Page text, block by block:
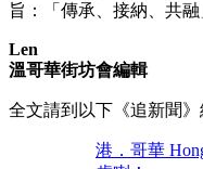
旨：「傳承、接納、共融
Len
溫哥華街坊會編輯
全文請到以下《追新聞
港．哥華